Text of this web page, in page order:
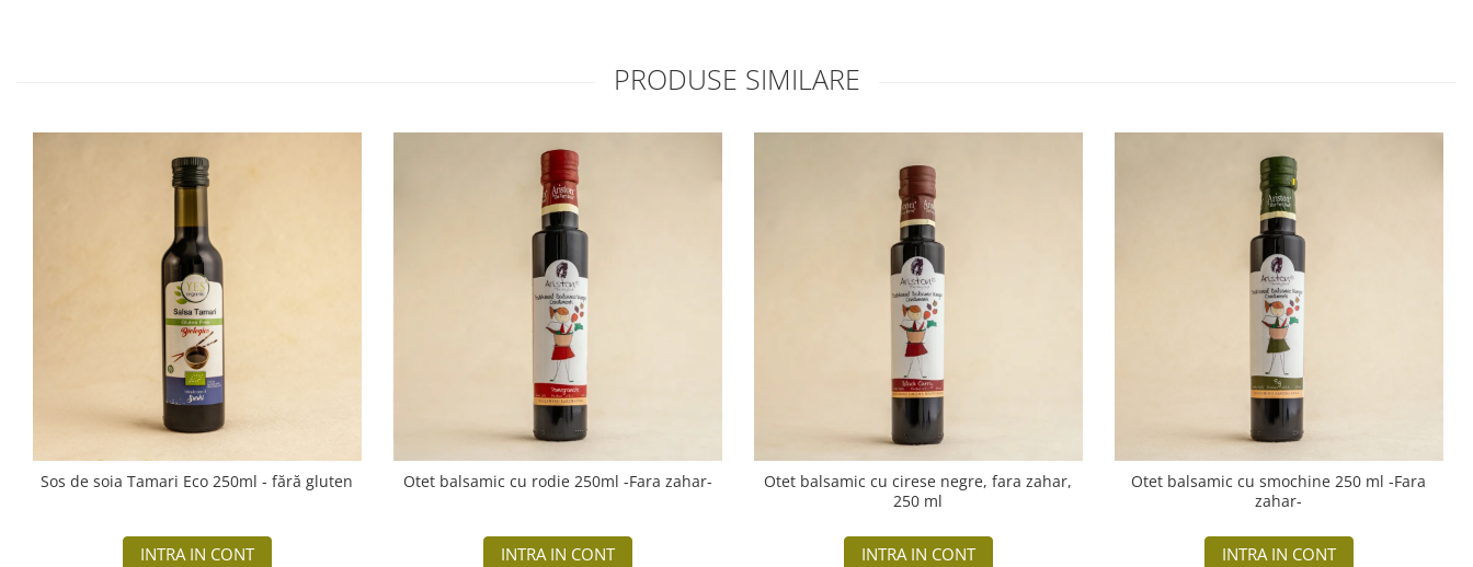
PRODUSE SIMILARE
Sos de soia Tamari Eco 250ml - fără gluten
INTRA IN CONT
Otet balsamic cu rodie 250ml -Fara zahar-
INTRA IN CONT
Otet balsamic cu cirese negre, fara zahar,
250 ml
INTRA IN CONT
Otet balsamic cu smochine 250 ml -Fara
zahar-
INTRA IN CONT